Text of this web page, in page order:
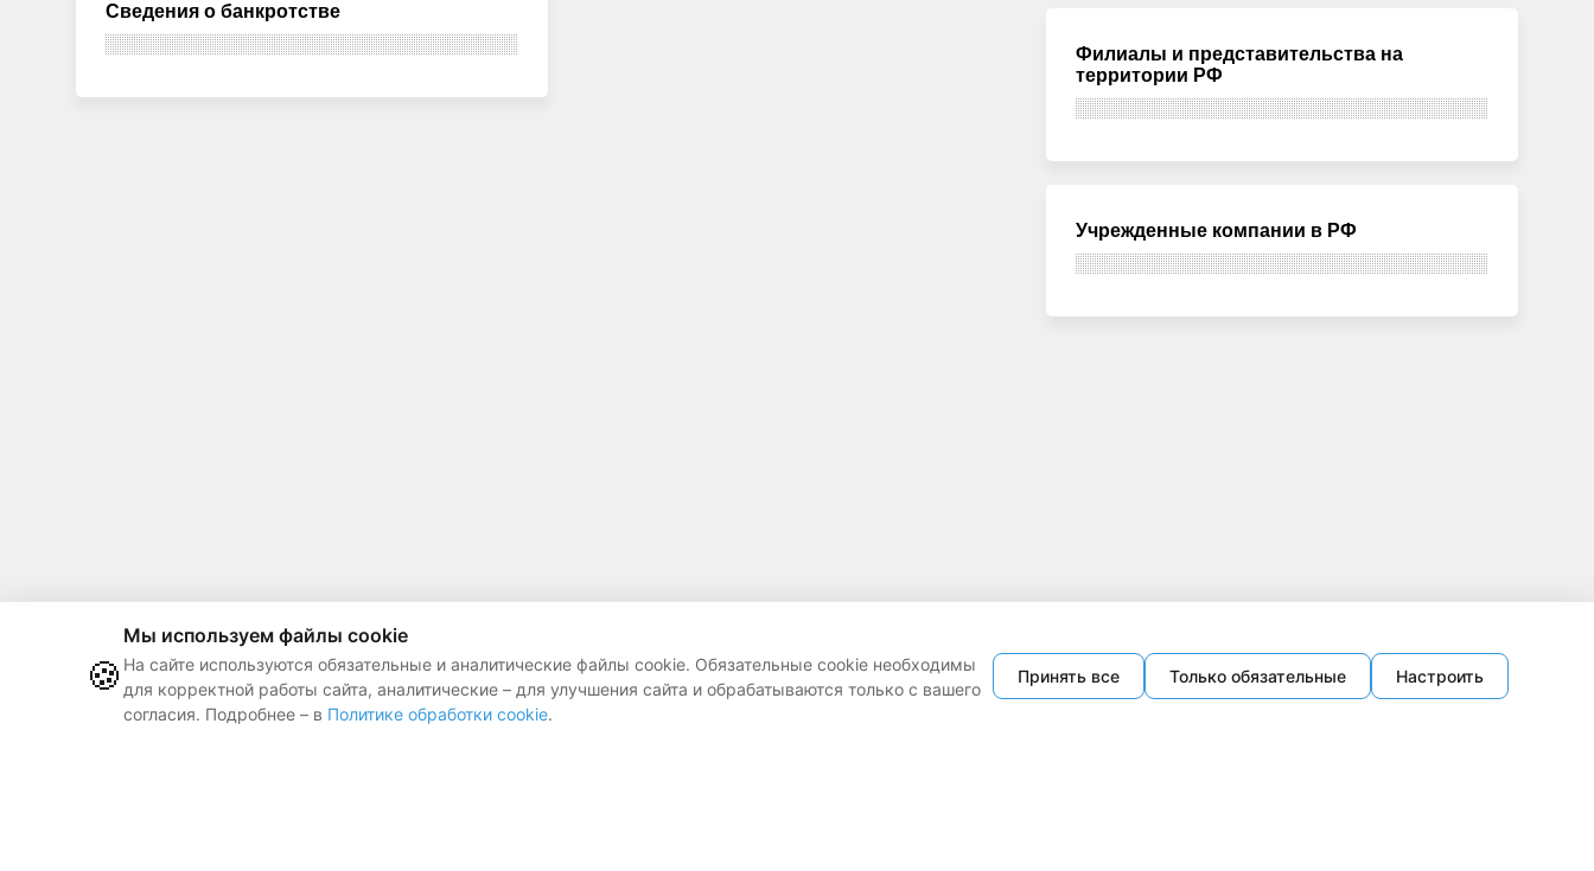
Сведения о банкротстве
Филиалы и представительства на
территории РФ
Учрежденные компании в РФ
🍪
Мы используем файлы cookie
На сайте используются обязательные и аналитические файлы cookie. Обязательные cookie необходимы
для корректной работы сайта, аналитические – для улучшения сайта и обрабатываются только с вашего
согласия. Подробнее – в Политике обработки cookie.
Принять все Только обязательные Настроить